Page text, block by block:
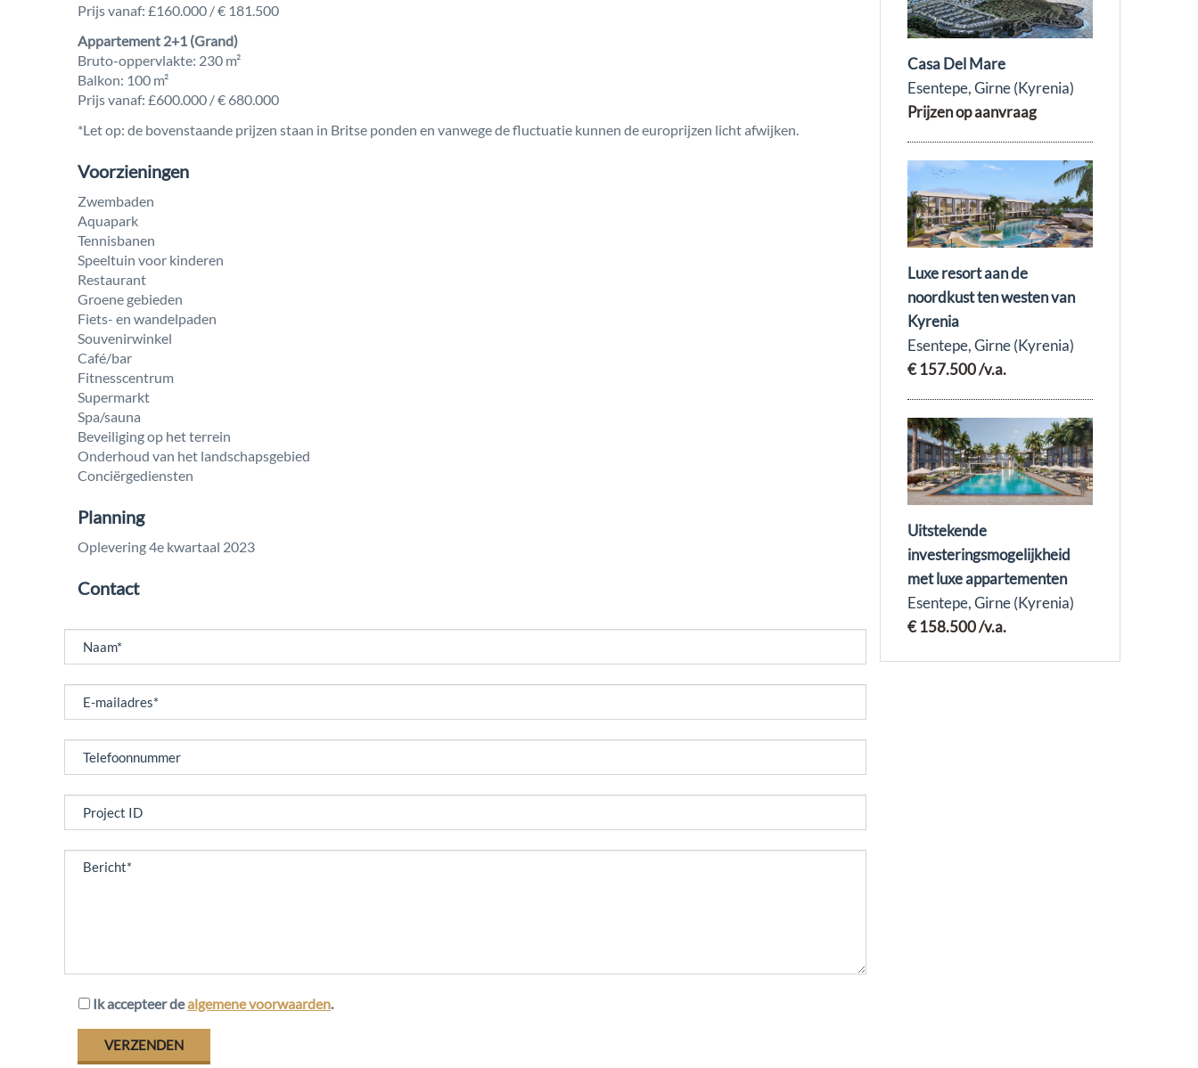
Prijs vanaf: £160.000 / € 181.500
Appartement 2+1 (Grand)
Bruto-oppervlakte: 230 m²
Balkon: 100 m²
Prijs vanaf: £600.000 / € 680.000
*Let op: de bovenstaande prijzen staan in Britse ponden en vanwege de fluctuatie kunnen de europrijzen licht afwijken.
Voorzieningen
Zwembaden
Aquapark
Tennisbanen
Speeltuin voor kinderen
Restaurant
Groene gebieden
Fiets- en wandelpaden
Souvenirwinkel
Café/bar
Fitnesscentrum
Supermarkt
Spa/sauna
Beveiliging op het terrein
Onderhoud van het landschapsgebied
Conciërgediensten
Planning
Oplevering 4e kwartaal 2023
Contact
Ik accepteer dealgemene voorwaarden.
Casa Del Mare
Esentepe, Girne (Kyrenia)
Prijzen op aanvraag
Luxe resort aan de
noordkust ten westen van
Kyrenia
Esentepe, Girne (Kyrenia)
€ 157.500/v.a.
Uitstekende
investeringsmogelijkheid
met luxe appartementen
Esentepe, Girne (Kyrenia)
€ 158.500/v.a.